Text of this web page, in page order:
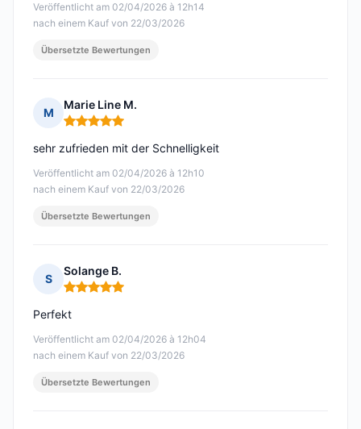
Veröffentlicht am 02/04/2026 à 12h14
nach einem Kauf von 22/03/2026
Übersetzte Bewertungen
M
Marie Line M.
Hinweis: 5 von 5
Veröffentlicht am 02/04/2026 à 12h10
nach einem Kauf von 22/03/2026
sehr zufrieden mit der Schnelligkeit
Übersetzte Bewertungen
S
Solange B.
Hinweis: 5 von 5
Veröffentlicht am 02/04/2026 à 12h04
nach einem Kauf von 22/03/2026
Perfekt
Übersetzte Bewertungen